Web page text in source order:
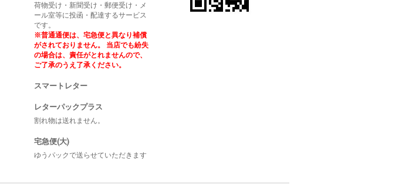
荷物受け・新聞受け・郵便受け・メ
ール室等に投函・配達するサービス
です。
※普通通便は、宅急便と異なり補償
がされておりません。 当店でも紛失
の場合は、責任がとれませんので、
ご了承のうえ了承ください。
スマートレター
レターパックプラス
割れ物は送れません。
宅急便(大)
ゆうパックで送らせていただきます